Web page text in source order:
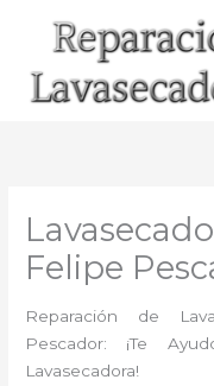
Felipe
Reparación de
Pescador: ¡Te
Lavasecadora!